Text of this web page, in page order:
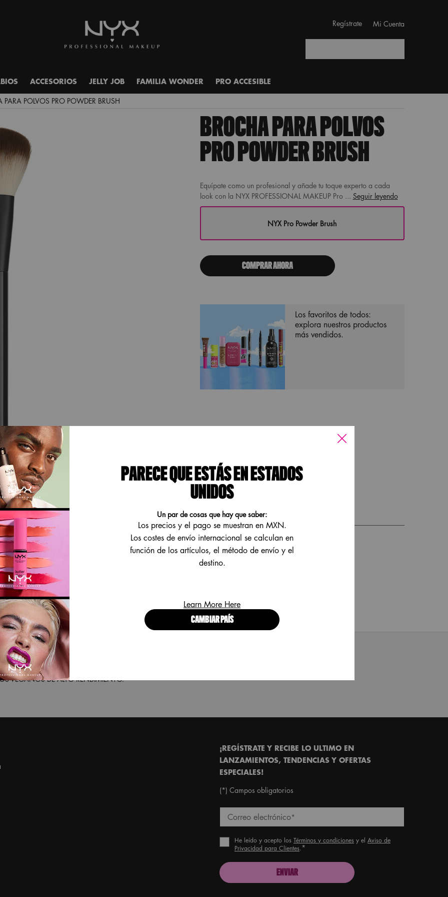
Regístrate Mi Cuenta
ACCESORIOS JELLY JOB FAMILIA WONDER PRO ACCESIBLE
PARA POLVOS PRO POWDER BRUSH
BROCHA PARA POLVOS
PRO POWDER BRUSH
Equípate como un profesional y añade tu toque experto a cada
look con la NYX PROFESSIONAL MAKEUP Pro ... Seguir leyendo
One size only
Selected
NYX Pro Powder Brush
, 1 of 1
COMPRAR AHORA
Los favoritos de todos:
explora nuestros productos
más vendidos.
MODO DE USO BENEFICIOS
look con la NYX
creado para una aplicación
las diferentes texturas de
VEGANOS DE ALTO RENDIMIENTO.
¡REGÍSTRATE Y RECIBE LO ULTIMO EN
LANZAMIENTOS, TENDENCIAS Y OFERTAS
ESPECIALES!
(*) Campos obligatorios
Correo electrónico*
He leído y acepto los Términos y condiciones y el Aviso de
Privacidad para Clientes.*
ENVIAR
PARECE QUE ESTÁS EN ESTADOS
UNIDOS
Un par de cosas que hay que saber:
Los precios y el pago se muestran en MXN.
Los costes de envío internacional se calculan en
función de los artículos, el método de envío y el
destino.
Learn More Here
CAMBIAR PAÍS